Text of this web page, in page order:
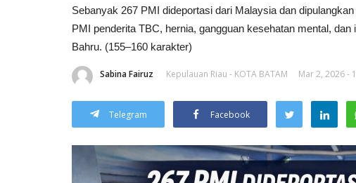
Sebanyak 267 PMI dideportasi dari Malaysia dan
PMI penderita TBC, hernia, gangguan kesehatan mental,
Bahru. (155–160 karakter)
Sabina Fairuz Kepulauan Riau - KOTA BATAM Mar 2, 2026 -
Telegram Facebook